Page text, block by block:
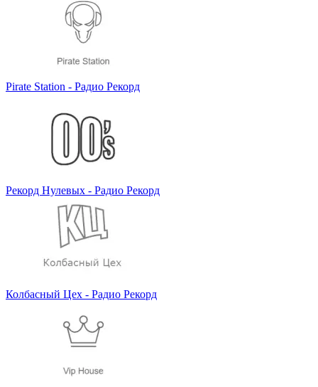
Pirate Station - Радио Рекорд
Рекорд Нулевых - Радио Рекорд
Колбасный Цех - Радио Рекорд